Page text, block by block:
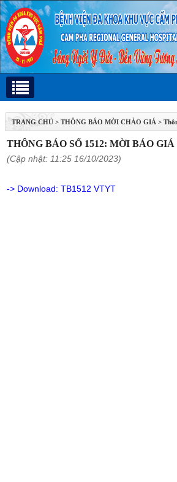
TRANG CHỦ > THÔNG BÁO MỜI CHÀO GIÁ >
vật tư y tế
THÔNG BÁO SỐ 1512: MỜI BÁO
(Cập nhật: 11:25 16/10/2023)
-> Download: TB1512 VTYT